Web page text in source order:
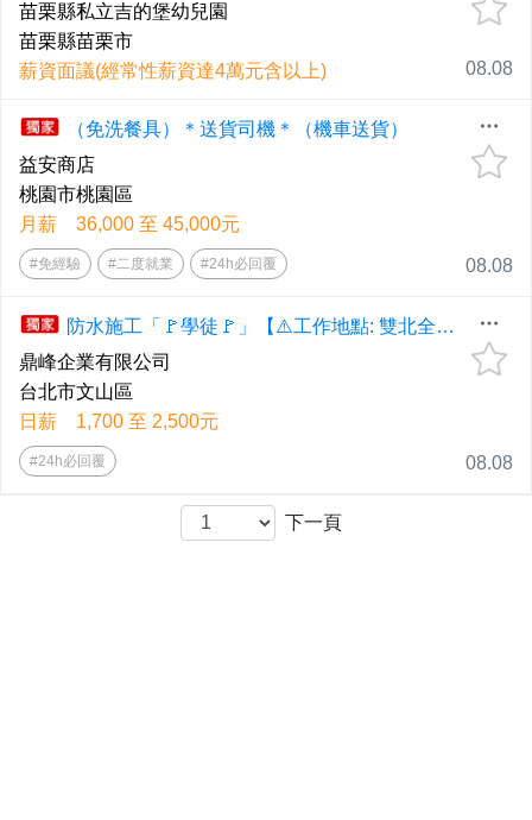
苗栗縣私立吉的堡幼兒園
苗栗縣苗栗市
薪資面議(經常性薪資達4萬元含以上)
08.08
（免洗餐具）＊送貨司機＊（機車送貨）
益安商店
桃園市桃園區
月薪 36,000 至 45,000元
#免經驗 #二度就業 #24h必回覆 08.08
防水施工「🚩學徒🚩」【⚠️工作地點: 雙北全區⚠️】◕‿◕《應徵歡迎直接電洽、📞0958-607-868高先生📞、📲0926-367345劉小姐📲、預約面試！》
鼎峰企業有限公司
台北市文山區
日薪 1,700 至 2,500元
#24h必回覆 08.08
下一頁